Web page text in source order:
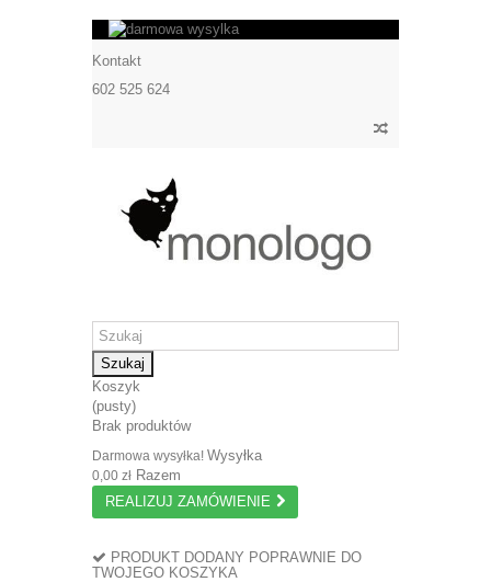
Kontakt
602 525 624
Szukaj
Koszyk
(pusty)
Brak produktów
Darmowa wysyłka! Wysyłka
0,00 zł Razem
REALIZUJ ZAMÓWIENIE
PRODUKT DODANY POPRAWNIE DO
TWOJEGO KOSZYKA